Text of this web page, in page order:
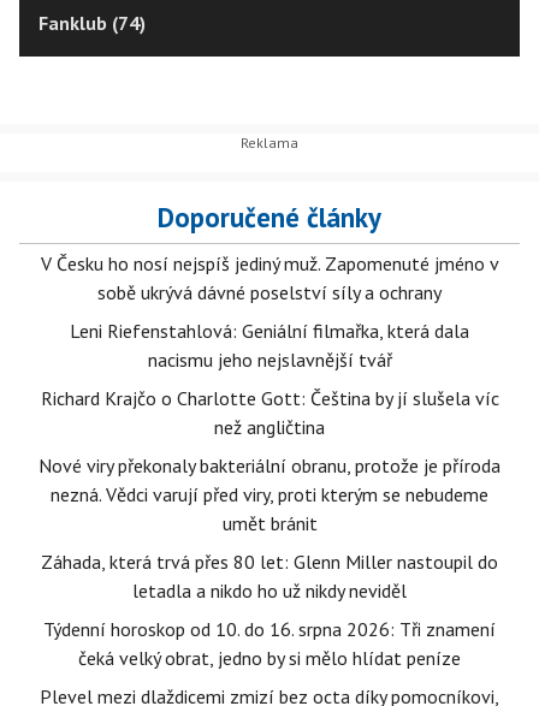
Fanklub (74)
Doporučené články
V Česku ho nosí nejspíš jediný muž. Zapomenuté jméno v
sobě ukrývá dávné poselství síly a ochrany
Leni Riefenstahlová: Geniální filmařka, která dala
nacismu jeho nejslavnější tvář
Richard Krajčo o Charlotte Gott: Čeština by jí slušela víc
než angličtina
Nové viry překonaly bakteriální obranu, protože je příroda
nezná. Vědci varují před viry, proti kterým se nebudeme
umět bránit
Záhada, která trvá přes 80 let: Glenn Miller nastoupil do
letadla a nikdo ho už nikdy neviděl
Týdenní horoskop od 10. do 16. srpna 2026: Tři znamení
čeká velký obrat, jedno by si mělo hlídat peníze
Plevel mezi dlaždicemi zmizí bez octa díky pomocníkovi,